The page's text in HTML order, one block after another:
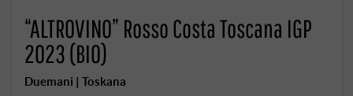
“ALTROVINO” Rosso Costa Toscana IGP
2023 (BIO)
Duemani | Toskana